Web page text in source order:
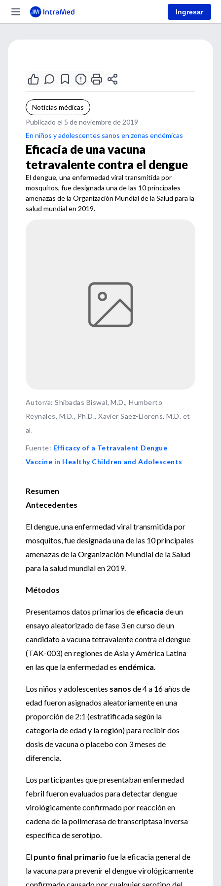
Ingresar
Noticias médicas
Publicado el 5 de noviembre de 2019
En niños y adolescentes sanos en zonas endémicas
Eficacia de una vacuna
tetravalente contra el dengue
El dengue, una enfermedad viral transmitida por
mosquitos, fue designada una de las 10 principales
amenazas de la Organización Mundial de la Salud para la
salud mundial en 2019.
Autor/a: Shibadas Biswal, M.D., Humberto
Reynales, M.D., Ph.D., Xavier Saez-Llorens, M.D. et
al.
Fuente: Efficacy of a Tetravalent Dengue
Vaccine in Healthy Children and Adolescents
Resumen
Antecedentes
El dengue, una enfermedad viral transmitida por
mosquitos, fue designada una de las 10 principales
amenazas de la Organización Mundial de la Salud
para la salud mundial en 2019.
Métodos
Presentamos datos primarios de eficacia de un
ensayo aleatorizado de fase 3 en curso de un
candidato a vacuna tetravalente contra el dengue
(TAK-003) en regiones de Asia y América Latina
en las que la enfermedad es endémica.
Los niños y adolescentes sanos de 4 a 16 años de
edad fueron asignados aleatoriamente en una
proporción de 2:1 (estratificada según la
categoría de edad y la región) para recibir dos
dosis de vacuna o placebo con 3 meses de
diferencia.
Los participantes que presentaban enfermedad
febril fueron evaluados para detectar dengue
virológicamente confirmado por reacción en
cadena de la polimerasa de transcriptasa inversa
específica de serotipo.
El punto final primario fue la eficacia general de
la vacuna para prevenir el dengue virológicamente